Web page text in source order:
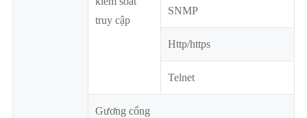
truy cập
SNMP
Http/https
Telnet
Gương cổng